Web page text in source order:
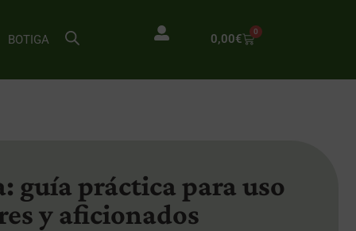
BOTIGA 0,00€
0
guía práctica para uso
y aficionados